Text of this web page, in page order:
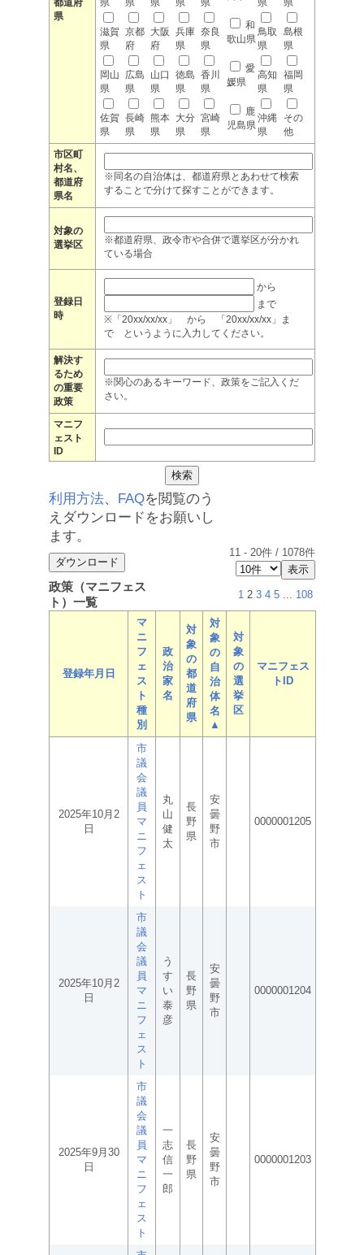
都道府
県
県
県
県
県
県
県
県
滋賀
県
京都
府
大阪
府
兵庫
県
奈良
県
和
歌山県
鳥取
県
島根
県
岡山
県
広島
県
山口
県
徳島
県
香川
県
愛
媛県
高知
県
福岡
県
佐賀
県
長崎
県
熊本
県
大分
県
宮崎
県
鹿
児島県
沖縄
県
その
他
市区町
村名、
都道府
県名
※同名の自治体は、都道府県とあわせて検索
することで分けて探すことができます。
対象の
選挙区
※都道府県、政令市や合併で選挙区が分かれ
ている場合
登録日
時
から
まで
※「20xx/xx/xx」 から 「20xx/xx/xx」ま
で というように入力してください。
解決す
るため
の重要
政策
※関心のあるキーワード、政策をご記入くだ
さい。
マニフ
ェスト
ID
利用方法、 FAQを閲覧のう
えダウンロードをお願いし
ます。
11 - 20件 / 1078件
政策（マニフェス
ト）一覧
1 2 3 4 5 ... 108
登録年月日
マ
ニ
フ
ェ
ス
ト
種
別
政
治
家
名
対
象
の
都
道
府
県
対
象
の
自
治
体
名
▲
対
象
の
選
挙
区
マニフェス
トID
2025年10月2
日
市
議
会
議
員
マ
ニ
フ
ェ
ス
ト
丸
山
健
太
長
野
県
安
曇
野
市
0000001205
2025年10月2
日
市
議
会
議
員
マ
ニ
フ
ェ
ス
ト
う
す
い
泰
彦
長
野
県
安
曇
野
市
0000001204
2025年9月30
日
市
議
会
議
員
マ
ニ
フ
ェ
ス
ト
一
志
信
一
郎
長
野
県
安
曇
野
市
0000001203